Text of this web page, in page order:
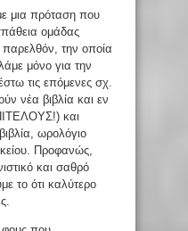
μια πρόταση που
ομάδας
την οποία
μόνο για την
τις επόμενες σχ.
νέα βιβλία και εν
και
ωρολόγιο
Προφανώς,
και σαθρό
το ότι καλύτερο